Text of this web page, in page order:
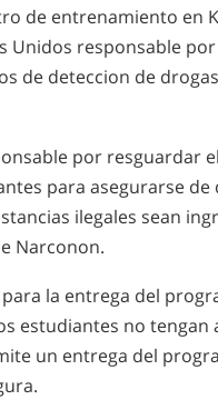
de entrenamiento en
Unidos responsable por
de deteccion de
por resguardar
para asegurarse de
ilegales sean
Narconon.
la entrega del
estudiantes no tengan
un entrega del